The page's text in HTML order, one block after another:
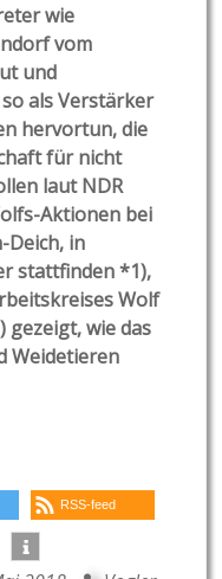
wie
vom
und
als Verstärker
hervortun, die
für nicht
laut NDR
Aktionen bei
Deich, in
stattfinden *1),
Wolf
) gezeigt, wie das
Weidetieren
RSS-feed